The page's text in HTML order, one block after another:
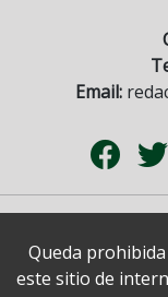
Email:
Queda
este sitio de